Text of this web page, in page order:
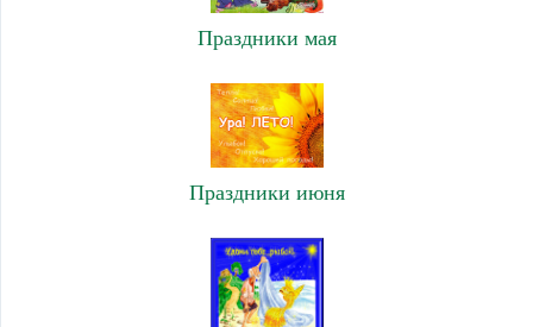
Праздники мая
Праздники июня